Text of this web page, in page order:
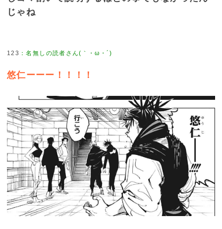
じゃね
123 ：名無しの読者さん(｀・ω・´)
悠仁ーーー！！！！